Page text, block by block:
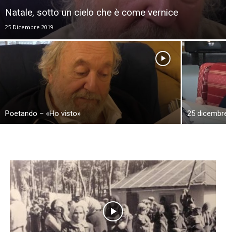
Natale, sotto un cielo che è come vernice
25 Dicembre 2019
Poetando – «Ho visto» 25